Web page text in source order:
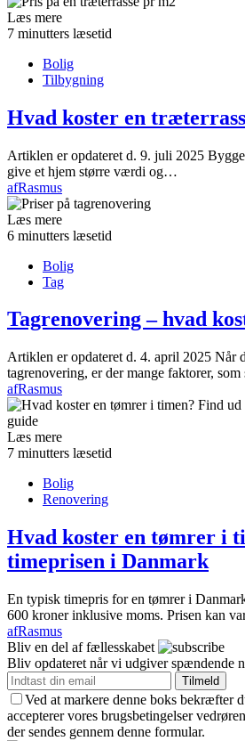
Læs mere
7 minutters læsetid
Bolig
Tilbygning
Hvad koster en
Artiklen er opdateret d. 9. juli 2025
give et hjem større værdi og…
afRasmus
Læs mere
6 minutters læsetid
Bolig
Tag
Tagrenovering – hvad
Artiklen er opdateret d. 4. april 2025 Når
tagrenovering, er der mange faktorer,
afRasmus
Læs mere
7 minutters læsetid
Bolig
Renovering
Hvad koster en tømrer i
timeprisen i Danmark
En typisk timepris for en tømrer i
600 kroner inklusive moms. Prisen kan
afRasmus
Bliv en del af fællesskabet
Bliv opdateret når vi udgiver spændende
Tilmeld
Ved at markere denne boks bekræfter
accepterer vores brugsbetingelser
der sendes gennem denne formular.